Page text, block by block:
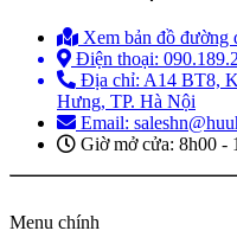
Xem bản đồ đường
Điện thoại:
Địa chỉ: A14 BT8,
Hưng, TP. Hà Nội
Email:
Giờ mở cửa: 8h00 -
Menu chính